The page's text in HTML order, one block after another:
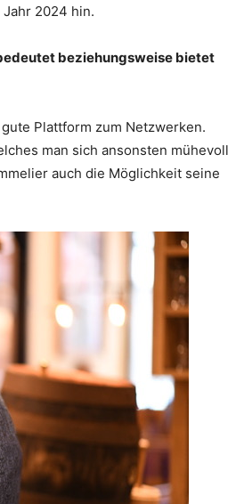
2024 hin.
beziehungsweise bietet
Plattform zum Netzwerken.
man sich ansonsten mühevoll
auch die Möglichkeit seine